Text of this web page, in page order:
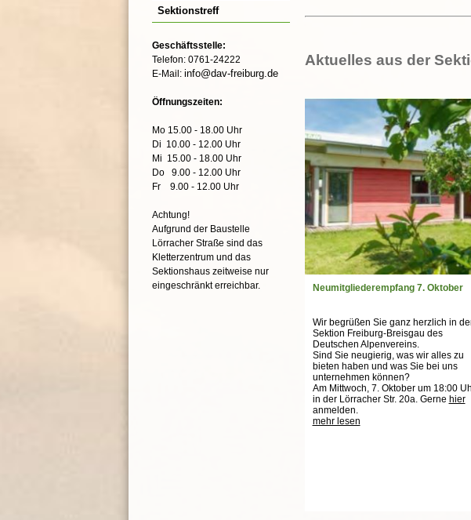
Sektionstreff
Geschäftsstelle:
Telefon: 0761-24222
E-Mail: info@dav-freiburg.de
Öffnungszeiten:
Mo 15.00 - 18.00 Uhr
Di 10.00 - 12.00 Uhr
Mi 15.00 - 18.00 Uhr
Do 9.00 - 12.00 Uhr
Fr 9.00 - 12.00 Uhr
Achtung!
Aufgrund der Baustelle
Lörracher Straße sind das
Kletterzentrum und das
Sektionshaus zeitweise nur
eingeschränkt erreichbar.
Aktuelles aus der
Neumitgliederempfang 7. Oktober
Wir begrüßen Sie ganz herzlich in
Sektion Freiburg-Breisgau des
Deutschen Alpenvereins.
Sind Sie neugierig, was wir alles zu
bieten haben und was Sie bei uns
unternehmen können?
Am Mittwoch, 7. Oktober um 18:00
in der Lörracher Str. 20a. Gerne hier
anmelden.
mehr lesen